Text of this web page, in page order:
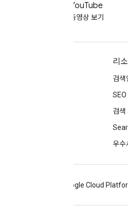
YouTube
동영상 보기
리
검색
SEO
검색
우수
Google Cloud